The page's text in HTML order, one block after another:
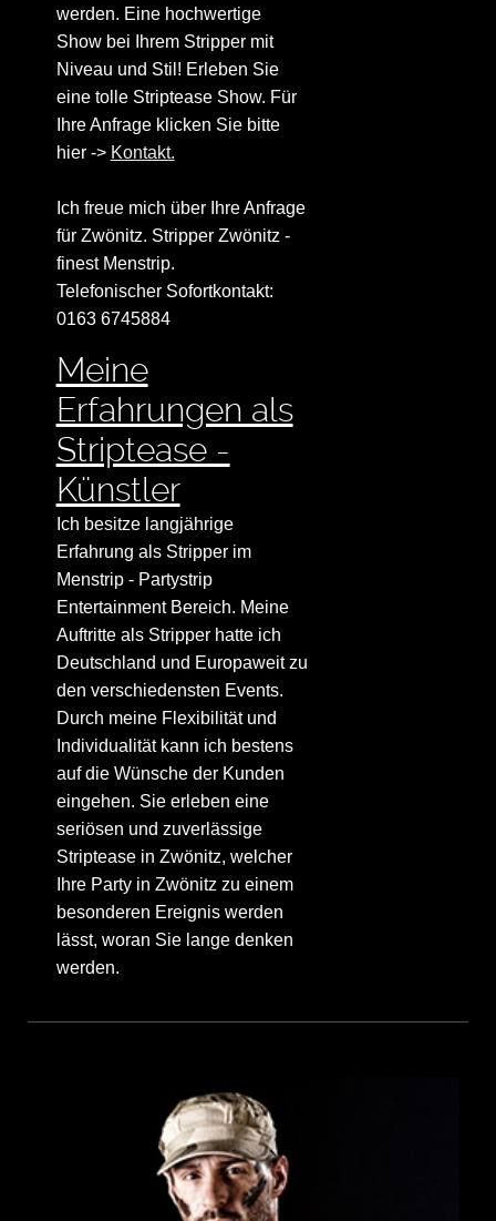
werden. Eine hochwertige
Show bei Ihrem Stripper mit
Niveau und Stil! Erleben Sie
eine tolle Striptease Show. Für
Ihre Anfrage klicken Sie bitte
hier -> Kontakt.
Ich freue mich über Ihre Anfrage
für Zwönitz. Stripper Zwönitz -
finest Menstrip.
Telefonischer Sofortkontakt:
0163 6745884
Meine
Erfahrungen als
Striptease -
Künstler
Ich besitze langjährige
Erfahrung als Stripper im
Menstrip - Partystrip
Entertainment Bereich. Meine
Auftritte als Stripper hatte ich
Deutschland und Europaweit zu
den verschiedensten Events.
Durch meine Flexibilität und
Individualität kann ich bestens
auf die Wünsche der Kunden
eingehen. Sie erleben eine
seriösen und zuverlässige
Striptease in Zwönitz, welcher
Ihre Party in Zwönitz zu einem
besonderen Ereignis werden
lässt, woran Sie lange denken
werden.